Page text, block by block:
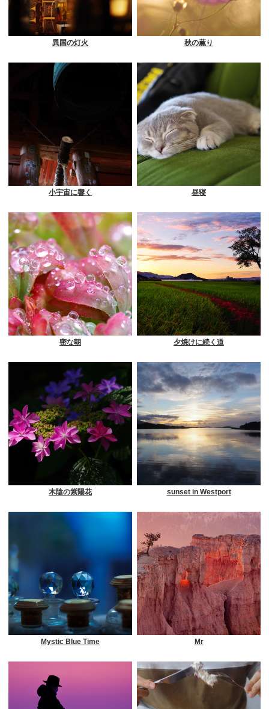
異国の灯火 秋の薫り
小宇宙に響く 昼寝
密な朝 夕焼けに続く道
木陰の紫陽花 sunset in Westport
Mystic Blue Time Mr